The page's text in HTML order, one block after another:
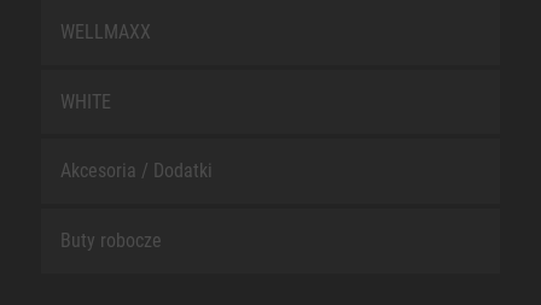
WELLMAXX
WHITE
Akcesoria / Dodatki
Buty robocze